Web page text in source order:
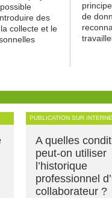
des
collecte et le
de
PUBLICATION SUR
A quelles
peut-on utiliser
l’historique
professionnel
collaborateur ?